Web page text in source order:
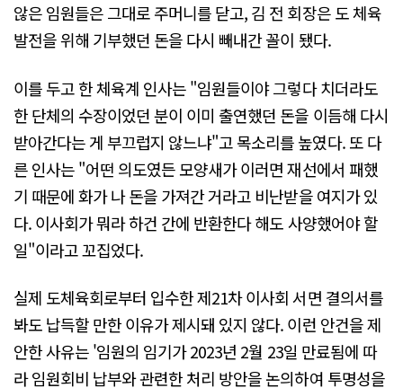
않은 임원들은 그대로 주머니를 닫고, 김 전 회장은 도 체육
발전을 위해 기부했던 돈을 다시 빼내간 꼴이 됐다.
이를 두고 한 체육계 인사는 "임원들이야 그렇다 치더라도
한 단체의 수장이었던 분이 이미 출연했던 돈을 이듬해 다시
받아간다는 게 부끄럽지 않느냐"고 목소리를 높였다. 또 다
른 인사는 "어떤 의도였든 모양새가 이러면 재선에서 패했
기 때문에 화가 나 돈을 가져간 거라고 비난받을 여지가 있
다. 이사회가 뭐라 하건 간에 반환한다 해도 사양했어야 할
일"이라고 꼬집었다.
실제 도체육회로부터 입수한 제21차 이사회 서면 결의서를
봐도 납득할 만한 이유가 제시돼 있지 않다. 이런 안건을 제
안한 사유는 '임원의 임기가 2023년 2월 23일 만료됨에 따
라 임원회비 납부와 관련한 처리 방안을 논의하여 투명성을